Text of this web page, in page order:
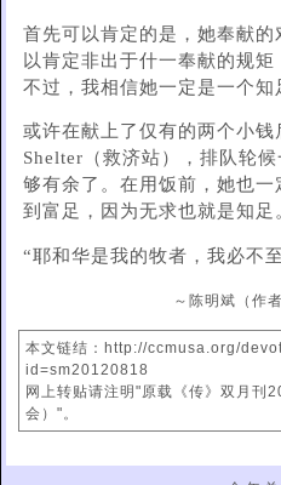
首先可以肯定的是，她奉献
以肯定非出于什一奉献的规矩
不过，我相信她一定是一个知
或许在献上了仅有的两个小
Shelter（救济站），排队轮
够有余了。在用饭前，她也
到富足，因为无求也就是知足
“耶和华是我的牧者，我必不
～陈明斌（作
本文链结：http://ccmusa.org/
id=sm20120818
网上转贴请注明"原载《传》双月刊
会）"。